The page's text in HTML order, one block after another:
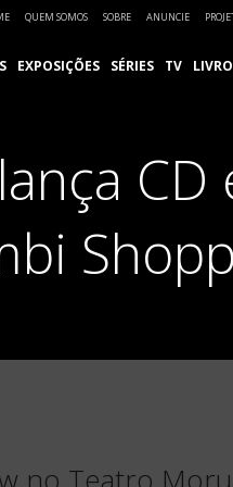
QUEM SOMOS SOBRE ANUNCIE
EXPOSIÇÕES SÉRIES TV
no Teatro